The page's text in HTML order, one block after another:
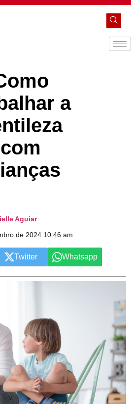
a
com
Aguiar
de 2024 10:46 am
Twitter Whatsapp